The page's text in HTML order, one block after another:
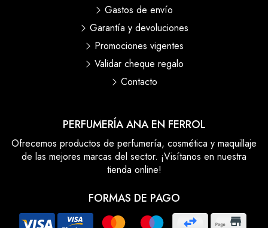
PERFUMERÍA ANA EN FERROL
Ofrecemos productos de perfumería, cosmética y maquillaje
de las mejores marcas del sector. ¡Visítanos en nuestra
tienda online!
FORMAS DE PAGO
Gastos de envío
Garantía y devoluciones
Promociones vigentes
Validar cheque regalo
Contacto